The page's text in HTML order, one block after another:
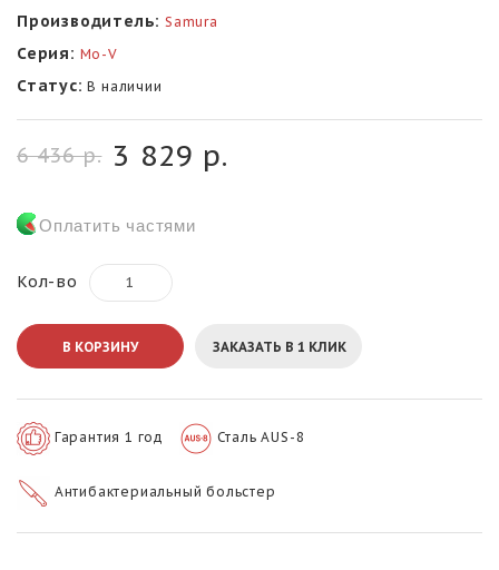
Производитель: Samura
Серия: Mo-V
Статус: В наличии
6 436 р. 3 829 р.
Оплатить частями
Кол-во
В КОРЗИНУ ЗАКАЗАТЬ В 1 КЛИК
Гарантия 1 год Сталь AUS-8
Антибактериальный больстер